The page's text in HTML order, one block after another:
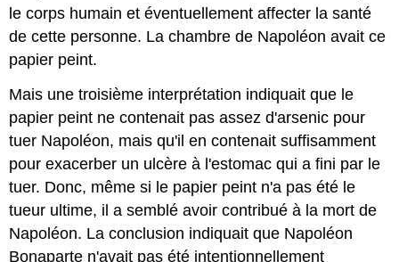
le corps humain et éventuellement affecter la santé
de cette personne. La chambre de Napoléon avait ce
papier peint.
Mais une troisième interprétation indiquait que le
papier peint ne contenait pas assez d'arsenic pour
tuer Napoléon, mais qu'il en contenait suffisamment
pour exacerber un ulcère à l'estomac qui a fini par le
tuer. Donc, même si le papier peint n'a pas été le
tueur ultime, il a semblé avoir contribué à la mort de
Napoléon. La conclusion indiquait que Napoléon
Bonaparte n'avait pas été intentionnellement